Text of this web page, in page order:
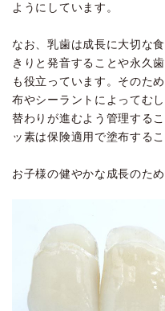
ようにしています。
なお、乳歯は成長に大切な
きりと発音することや永久
も役立っています。そのた
布やシーラントによってむ
替わりが進むよう管理する
ッ素は保険適用で塗布する
お子様の健やかな成長のた